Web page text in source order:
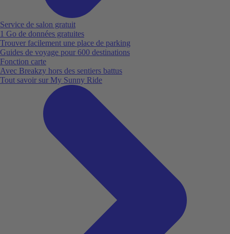
Service de salon gratuit
1 Go de données gratuites
Trouver facilement une place de parking
Guides de voyage pour 600 destinations
Fonction carte
Avec Breakzy hors des sentiers battus
Tout savoir sur My Sunny Ride